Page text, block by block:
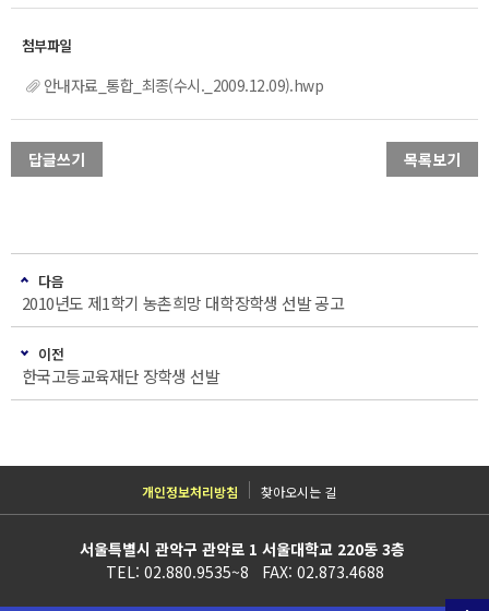
안내자료_통합_최종(수시._2009.12.09).hwp
답글쓰기 목록보기
다음
2010년도 제1학기 농촌희망 대학장학생 선발 공고
이전
한국고등교육재단 장학생 선발
개인정보처리방침 찾아오시는 길
서울특별시 관악구 관악로 1 서울대학교 220동 3층
TEL: 02.880.9535~8 FAX: 02.873.4688